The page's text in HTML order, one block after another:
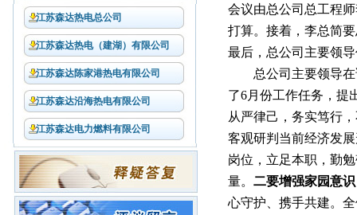
江苏森达热电总公司
江苏森达热电（建湖）有限公司
江苏森达陈家港热电有限公司
江苏森达沿海热电有限公司
江苏森达电力燃料有限公司
会议由总公司总工程
打算。接着，李总简
最后，总公司主要领
总公司主要领导
了6月份工作任务，提
从严律己，务实笃行
客观研判当前经济发
岗位，立足本职，勤
量。 二要增强家园意
心守护、携手共建。